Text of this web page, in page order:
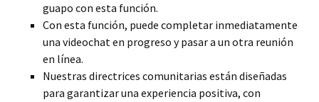
guapo con esta función.
Con esta función, puede completar inmediatamente
una videochat en progreso y pasar a un otra reunión
en línea.
Nuestras directrices comunitarias están diseñadas
para garantizar una experiencia positiva, con